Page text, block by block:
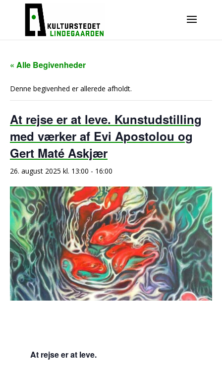
« Alle Begivenheder
Denne begivenhed er allerede afholdt.
At rejse er at leve. Kunstudstilling
med værker af Evi Apostolou og
Gert Maté Askjær
26. august 2025 kl. 13:00 - 16:00
At rejse er at leve.